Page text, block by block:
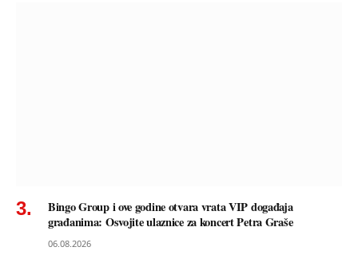
Bingo Group i ove godine otvara vrata VIP događaja
građanima: Osvojite ulaznice za koncert Petra Graše
06.08.2026